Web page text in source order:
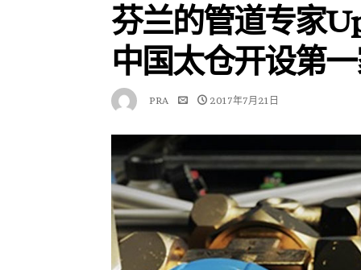
芬兰的管道专家
中国太仓开设第
PRA 2017年7月21日